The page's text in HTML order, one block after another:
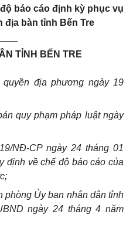
báo cáo định kỳ phục vụ
địa bàn tỉnh Bến Tre
TỈNH BẾN TRE
địa phương ngày 19
quy phạm pháp luật ngày
NĐ-CP ngày 24 tháng 01
định về chế độ báo cáo của
phòng Ủy ban nhân dân tỉnh
ngày 24 tháng 4 năm